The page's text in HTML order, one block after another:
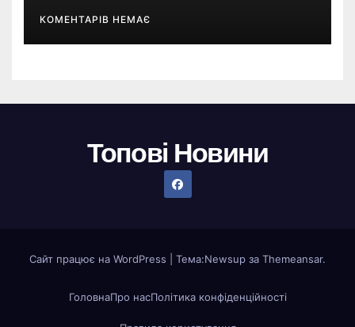
КОМЕНТАРІВ НЕМАЄ
Топові Новини
Сайт працює на WordPress Тема:Newsup за Themeansar.
ГоловнаПро насПолітика конфіденційності